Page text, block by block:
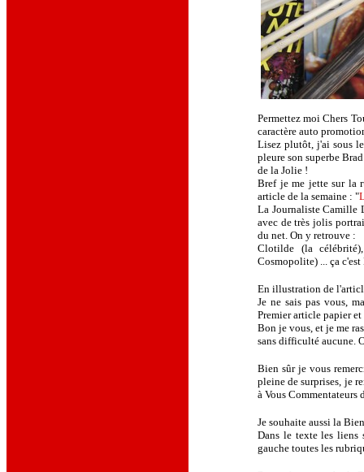
Permettez moi Chers
caractère auto
Lisez plutôt, j'ai sous
pleure son superbe
de la Jolie !
Bref je me jette sur la
article de la semaine : "
La JournalisteCamille
avec de très jolis
du net. On y retrouve :
Clotilde (la célébrité),
Cosmopolite) ... ça
En illustration de
Je ne sais pas vous,
Premier article papier
Bon je vous, et je me
sans difficulté aucune.
Bien sûr je vous
pleine de surprises, je
à Vous Commentateurs
Je souhaite aussi la
Dans le texte les liens
gauche toutes les